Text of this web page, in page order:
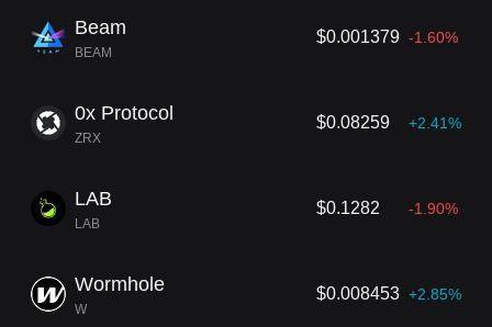
Beam
BEAM
$0.001379 -1.60%
0x Protocol
ZRX
$0.08259 +2.41%
LAB
LAB
$0.1282 -1.90%
Wormhole
W
$0.008453 +2.85%